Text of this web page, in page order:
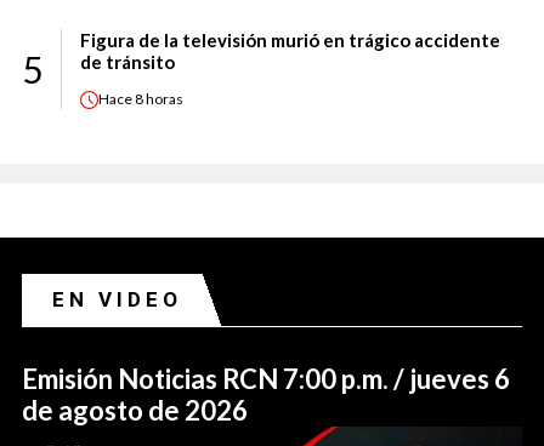
5
Figura de la televisión murió en trágico accidente
de tránsito
Hace8 horas
EN VIDEO
Emisión Noticias RCN 7:00 p.m. / jueves 6
de agosto de 2026